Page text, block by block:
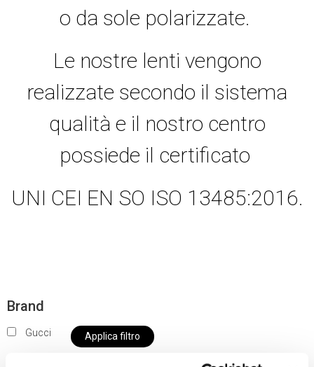
o da sole polarizzate.
Le nostre lenti vengono
realizzate secondo il sistema
qualità e il nostro centro
possiede il certificato
UNI CEI EN SO ISO 13485:2016.
Brand
Gucci Applica filtro